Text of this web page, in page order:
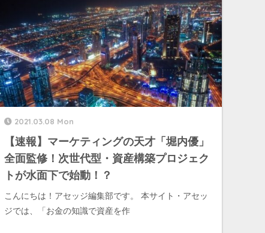
2021.03.08 Mon
【速報】マーケティングの天才「堀内優」
全面監修！次世代型・資産構築プロジェク
トが水面下で始動！？
こんにちは！アセッジ編集部です。 本サイト・アセッ
ジでは、「お金の知識で資産を作